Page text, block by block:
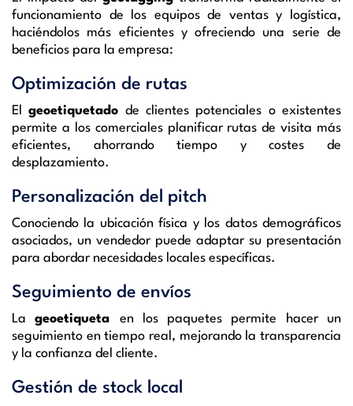
funcionamiento de los equipos de ventas y logística,
haciéndolos más eficientes y ofreciendo una serie de
beneficios para la empresa:
Optimización de rutas
Elgeoetiquetado de clientes potenciales o existentes
permite a los comerciales planificar rutas de visita más
eficientes, ahorrando tiempo y costes de
desplazamiento.
Personalización del pitch
Conociendo la ubicación física y los datos demográficos
asociados, un vendedor puede adaptar su presentación
para abordar necesidades locales específicas.
Seguimiento de envíos
Lageoetiqueta en los paquetes permite hacer un
seguimiento en tiempo real, mejorando la transparencia
y la confianza del cliente.
Gestión de stock local